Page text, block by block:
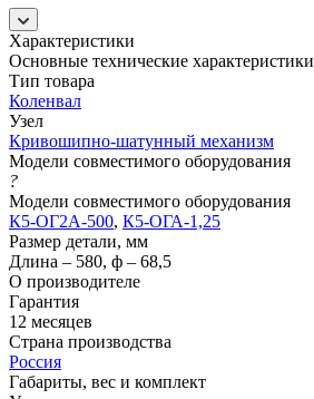
Характеристики
Основные технические характеристики
Тип товара
Коленвал
Узел
Кривошипно-шатунный механизм
Модели совместимого оборудования
?
Модели совместимого оборудования
К5-ОГ2А-500, К5-ОГА-1,25
Размер детали, мм
Длина – 580, ф – 68,5
О производителе
Гарантия
12 месяцев
Страна производства
Россия
Габариты, вес и комплект